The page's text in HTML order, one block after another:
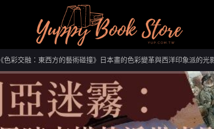
《色彩交融：東西方的藝術碰撞》日本畫的色彩變革與西洋印象派的光